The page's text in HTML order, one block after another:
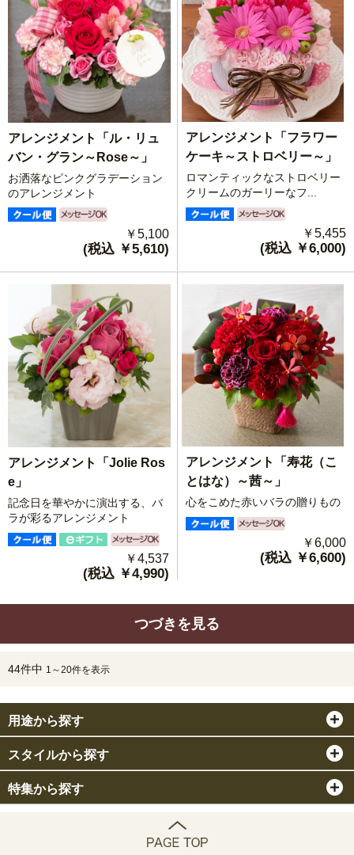
アレンジメント「ル・リュ
バン・グラン～Rose～」
お洒落なピンクグラデーション
のアレンジメント
￥5,100
(税込 ￥5,610)
アレンジメント「フラワー
ケーキ～ストロベリー～」
ロマンティックなストロベリー
クリームのガーリーなフ...
￥5,455
(税込 ￥6,000)
アレンジメント「Jolie Ros
e」
記念日を華やかに演出する、バ
ラが彩るアレンジメント
￥4,537
(税込 ￥4,990)
アレンジメント「寿花（こ
とはな）～茜～」
心をこめた赤いバラの贈りもの
￥6,000
(税込 ￥6,600)
つづきを見る
44件中 1～20件を表示
用途から探す
スタイルから探す
特集から探す